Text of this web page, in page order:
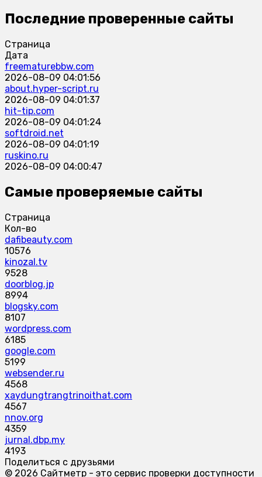
Последние проверенные сайты
Страница
Дата
freematurebbw.com
2026-08-09 04:01:56
about.hyper-script.ru
2026-08-09 04:01:37
hit-tip.com
2026-08-09 04:01:24
softdroid.net
2026-08-09 04:01:19
ruskino.ru
2026-08-09 04:00:47
Самые проверяемые сайты
Страница
Кол-во
dafibeauty.com
10576
kinozal.tv
9528
doorblog.jp
8994
blogsky.com
8107
wordpress.com
6185
google.com
5199
websender.ru
4568
xaydungtrangtrinoithat.com
4567
nnov.org
4359
jurnal.dbp.my
4193
Поделиться с друзьями
© 2026 Сайтметр - это сервис проверки доступности